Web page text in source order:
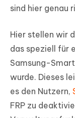
sind hier genau
Hier stellen wir
das speziell für
Samsung-
wurde. Dieses
es den Nutzern,
FRP zu